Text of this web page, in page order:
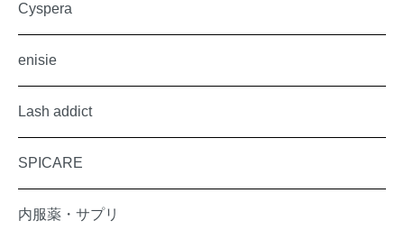
Cyspera
enisie
Lash addict
SPICARE
内服薬・サプリ